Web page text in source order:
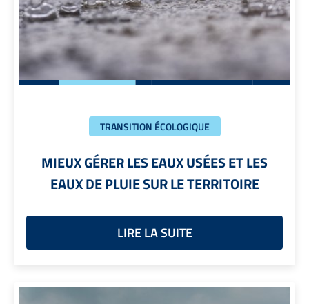
TRANSITION ÉCOLOGIQUE
MIEUX GÉRER LES EAUX USÉES ET LES
EAUX DE PLUIE SUR LE TERRITOIRE
LIRE LA SUITE